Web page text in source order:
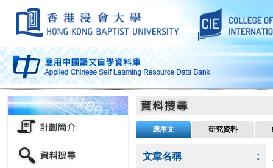
應用文 研究資料
文章名稱 :